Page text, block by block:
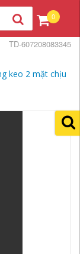
0
keo 2 mặt chịu
TD-607208083345